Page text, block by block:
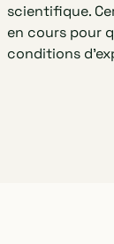
scientifique.
en cours pour
conditions